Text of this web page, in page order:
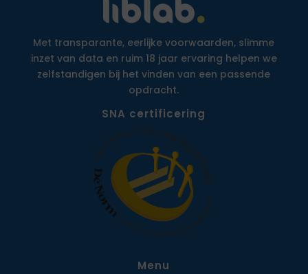
Met transparante, eerlijke voorwaarden, slimme
inzet van data en ruim 18 jaar ervaring helpen we
zelfstandigen bij het vinden van een passende
opdracht.
SNA certificering
Menu